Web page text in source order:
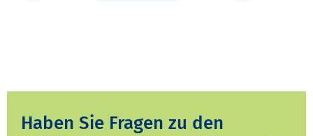
Haben Sie Fragen zu den